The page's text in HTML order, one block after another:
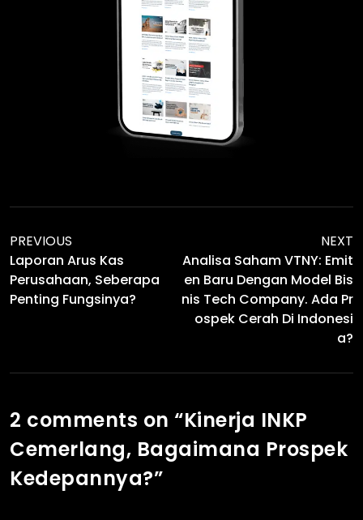
PREVIOUS
Laporan Arus Kas
Perusahaan, Seberapa
Penting Fungsinya?
NEXT
Analisa Saham VTNY: Emit
En Baru Dengan Model Bis
Nis Tech Company. Ada Pr
Ospek Cerah Di Indonesi
A?
2 comments on “Kinerja INKP
Cemerlang, Bagaimana Prospek
Kedepannya?”